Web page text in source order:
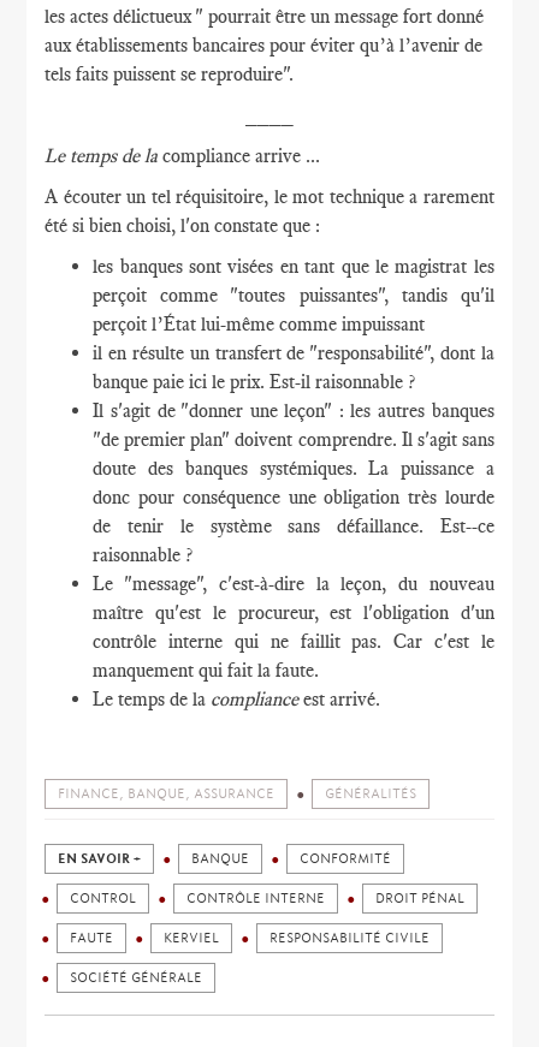
les actes délictueux " pourrait être un message fort donné
aux établissements bancaires pour éviter qu’à l’avenir de
tels faits puissent se reproduire".
Le temps de lacompliance arrive ...
A écouter un tel réquisitoire, le mot technique a rarement
été si bien choisi, l'on constate que :
les banques sont visées en tant que le magistrat les
perçoit comme "toutes puissantes", tandis qu'il
perçoit l’État lui-même comme impuissant
il en résulte un transfert de "responsabilité", dont la
banque paie ici le prix. Est-il raisonnable ?
Il s'agit de "donner une leçon" : les autres banques
"de premier plan" doivent comprendre. Il s'agit sans
doute des banques systémiques. La puissance a
donc pour conséquence une obligation très lourde
de tenir le système sans défaillance. Est--ce
raisonnable ?
Le "message", c'est-à-dire la leçon, du nouveau
maître qu'est le procureur, est l'obligation d'un
contrôle interne qui ne faillit pas. Car c'est le
manquement qui fait la faute.
Le temps de la complianceest arrivé.
FINANCE, BANQUE, ASSURANCE GÉNÉRALITÉS
EN SAVOIR + BANQUE CONFORMITÉ
CONTROL CONTRÔLE INTERNE DROIT PÉNAL
FAUTE KERVIEL RESPONSABILITÉ CIVILE
SOCIÉTÉ GÉNÉRALE